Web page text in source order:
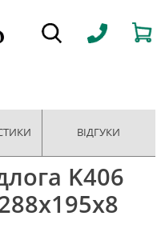
ВІДГУКИ
K406